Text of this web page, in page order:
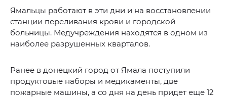
Ямальцы работают в эти дни и на восстановлении
станции переливания крови и городской
больницы. Медучреждения находятся в одном из
наиболее разрушенных кварталов.
Ранее в донецкий город от Ямала поступили
продуктовые наборы и медикаменты, две
пожарные машины, а со дня на день придет еще 12